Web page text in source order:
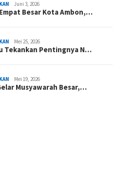
Juni 3, 2026
Besar Kota Ambon,…
Mei 25, 2026
Tekankan Pentingnya N…
Mei 19, 2026
Musyawarah Besar,…